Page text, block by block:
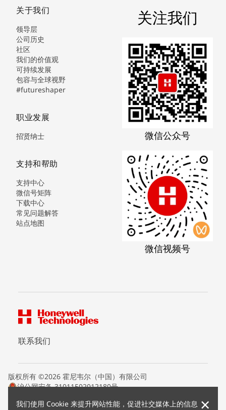
我们使用 Cookie 来提升网站性能，促进社交媒体上的信息 ×
关于我们
领导层
公司历史
社区
我们的价值观
可持续发展
包容与全球视野
#futureshaper
职业发展
招贤纳士
支持和帮助
支持中心
微信号矩阵
下载中心
常见问题解答
站点地图
关注我们
微信公众号
微信视频号
联系我们
版权所有 ©2026 霍尼韦尔（中国）有限公司
沪公网安备 31011502012180号
条款条约